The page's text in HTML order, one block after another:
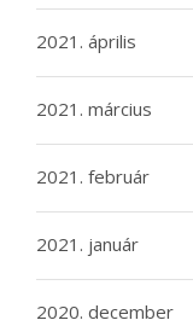
2021. április
2021. március
2021. február
2021. január
2020. december